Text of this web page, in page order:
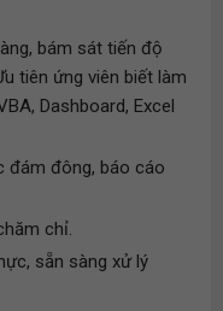
bám sát tiến độ
tiên ứng viên biết làm
Dashboard, Excel
đám đông, báo cáo
chỉ.
sẵn sàng xử lý